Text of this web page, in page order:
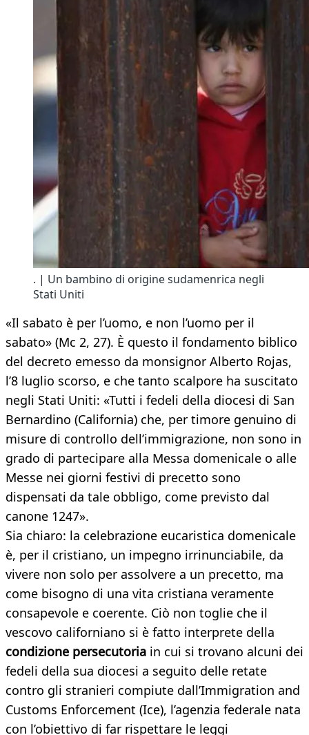
. | Un bambino di origine sudamenrica negli
Stati Uniti
«Il sabato è per l’uomo, e non l’uomo per il
sabato» (Mc 2, 27). È questo il fondamento biblico
del decreto emesso da monsignor Alberto Rojas,
l’8 luglio scorso, e che tanto scalpore ha suscitato
negli Stati Uniti: «Tutti i fedeli della diocesi di San
Bernardino (California) che, per timore genuino di
misure di controllo dell’immigrazione, non sono in
grado di partecipare alla Messa domenicale o alle
Messe nei giorni festivi di precetto sono
dispensati da tale obbligo, come previsto dal
canone 1247».
Sia chiaro: la celebrazione eucaristica domenicale
è, per il cristiano, un impegno irrinunciabile, da
vivere non solo per assolvere a un precetto, ma
come bisogno di una vita cristiana veramente
consapevole e coerente. Ciò non toglie che il
vescovo californiano si è fatto interprete della
condizione persecutoria in cui si trovano alcuni dei
fedeli della sua diocesi a seguito delle retate
contro gli stranieri compiute dall’Immigration and
Customs Enforcement (Ice), l’agenzia federale nata
con l’obiettivo di far rispettare le leggi